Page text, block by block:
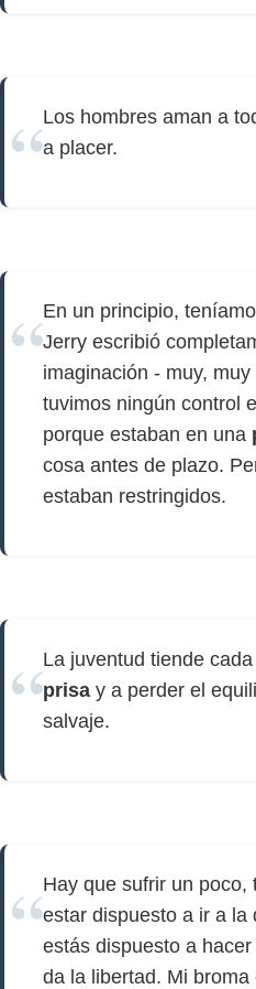
Los hombres aman a
a placer.
En un principio,
Jerry escribió
imaginación - muy,
tuvimos ningún control
porque estaban en una
cosa antes de plazo.
estaban restringidos.
La juventud tiende
prisa y a perder el
salvaje.
Hay que sufrir un poco,
estar dispuesto a ir a la
estás dispuesto a
da la libertad. Mi